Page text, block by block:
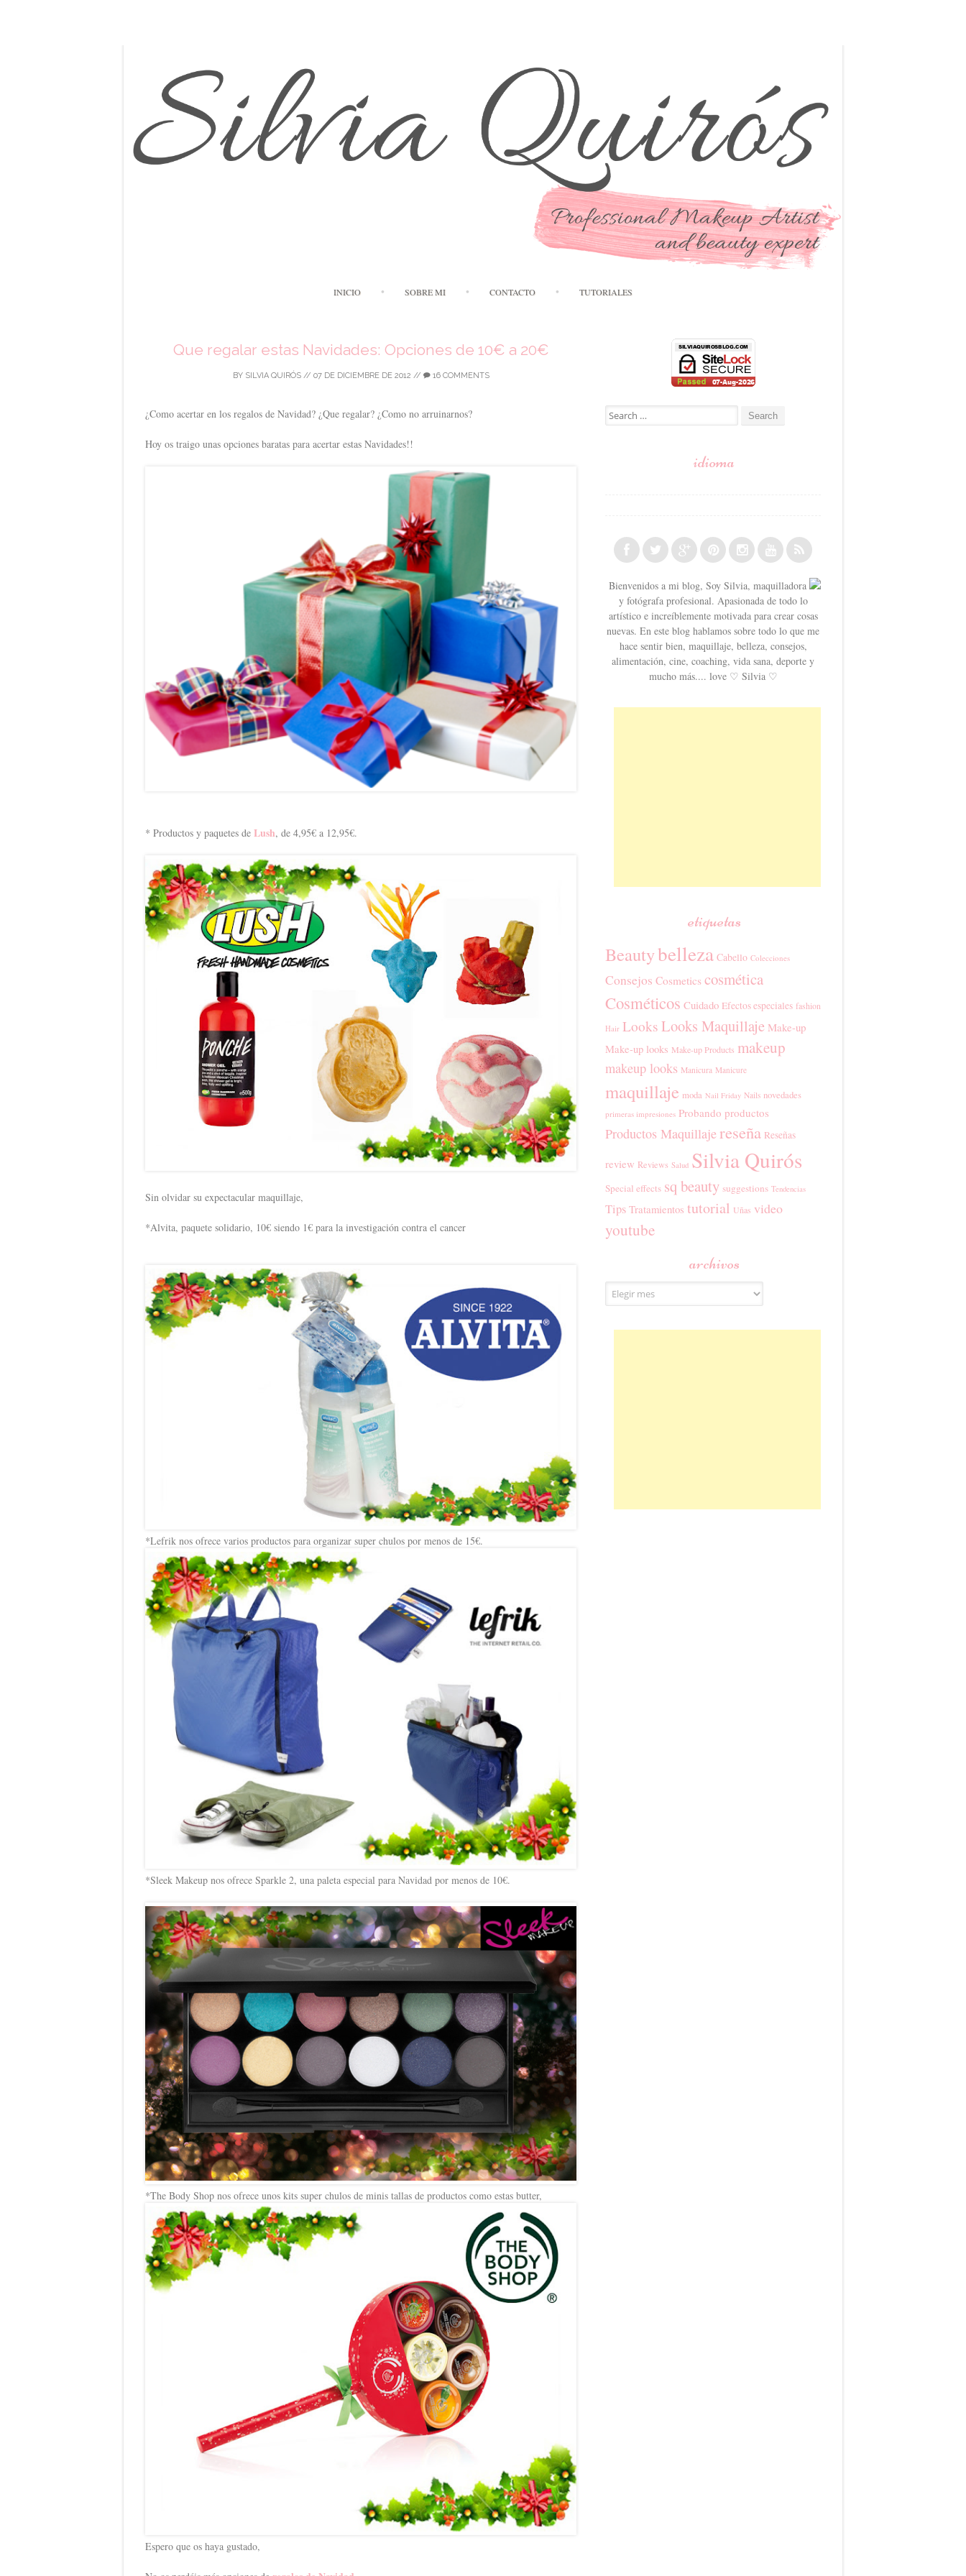
INICIO SOBRE MI CONTACTO TUTORIALES
Que regalar estas Navidades: Opciones de 10€ a 20€
BY SILVIA QUIRÓS// 07 DE DICIEMBRE DE 2012 // 16 COMMENTS
¿Como acertar en los regalos de Navidad? ¿Que regalar? ¿Como no arruinarnos?
Hoy os traigo unas opciones baratas para acertar estas Navidades!!
* Productos y paquetes de Lush, de 4,95€ a 12,95€.
Sin olvidar su expectacular maquillaje,
*Alvita, paquete solidario, 10€ siendo 1€ para la investigación contra el cancer
*Lefrik nos ofrece varios productos para organizar super chulos por menos de 15€.
*Sleek Makeup nos ofrece Sparkle 2, una paleta especial para Navidad por menos de 10€.
*The Body Shop nos ofrece unos kits super chulos de minis tallas de productos como estas butter,
Espero que os haya gustado,
Search for:
idioma
Bienvenidos a mi blog, Soy Silvia, maquilladora
y fotógrafa profesional. Apasionada de todo lo
artístico e increíblemente motivada para crear cosas
nuevas. En este blog hablamos sobre todo lo que me
hace sentir bien, maquillaje, belleza, consejos,
alimentación, cine, coaching, vida sana, deporte y
mucho más.... love ♡ Silvia ♡
etiquetas
Beautybelleza Cabello Colecciones
Consejos Cosmetics cosmética
Cosméticos Cuidado Efectos especiales fashion
Hair Looks Looks Maquillaje Make-up
Make-up looks Make-up Products makeup
makeup looks Manicura Manicure
maquillaje moda Nail Friday Nails novedades
primeras impresiones Probando productos
Productos Maquillaje reseña Reseñas
review Reviews Salud Silvia Quirós
Special effects sq beauty suggestions Tendencias
Tips Tratamientos tutorial Uñas video
youtube
archivos
Archivos